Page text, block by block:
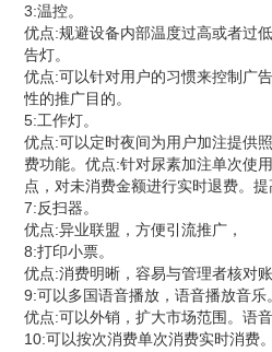
3:温控。
优点:规避设备内部温度过高或者过
告灯。
优点:可以针对用户的习惯来控制广
性的推广目的。
5:工作灯。
优点:可以定时夜间为用户加注提供
费功能。优点:针对尿素加注单次使
点，对未消费金额进行实时退费。提
7:反扫器。
优点:异业联盟，方便引流推广，
8:打印小票。
优点:消费明晰，容易与管理者核对
9:可以多国语音播放，语音播放音乐。
优点:可以外销，扩大市场范围。语
10:可以按次消费单次消费实时消费。